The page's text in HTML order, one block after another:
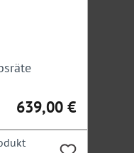
Regulärer Preis:
639,00 €